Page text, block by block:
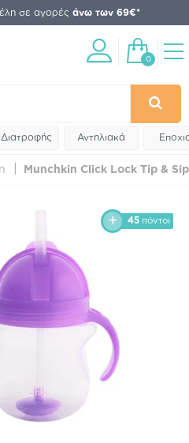
σε αγορές άνω των 69€*
0
Αντηλιακά
Munchkin Click Lock Tip &
45 πόντοι